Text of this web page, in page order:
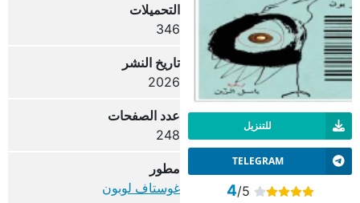
للتنزيل
TELEGRAM
4/5
التحميلات
346
تاريخ النشر
2026
عدد الصفحات
248
مطور
غوستاف لوبون